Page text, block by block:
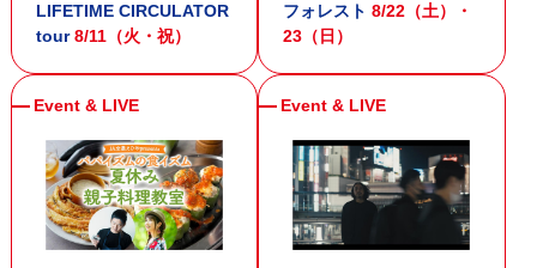
LIFETIME CIRCULATOR
tour8/11（火・祝）
フォレスト8/22（土）・
23（日）